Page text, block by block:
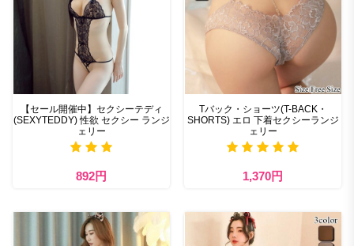
【セール開催中】セクシーテディ
(SEXYTEDDY) 性欲 セクシー ランジ
ェリー
892円
Tバック・ショーツ(T-BACK・
SHORTS) エロ 下着セクシーランジ
ェリー
1,370円